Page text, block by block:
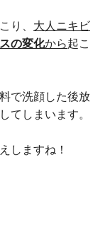
り、 大人ニキビ
の変化から起こ
で洗顔した後放
てしまいます。
しますね！